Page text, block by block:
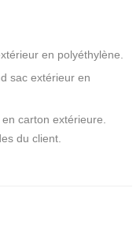
en polyéthylène.
sac extérieur en
carton extérieure.
du client.